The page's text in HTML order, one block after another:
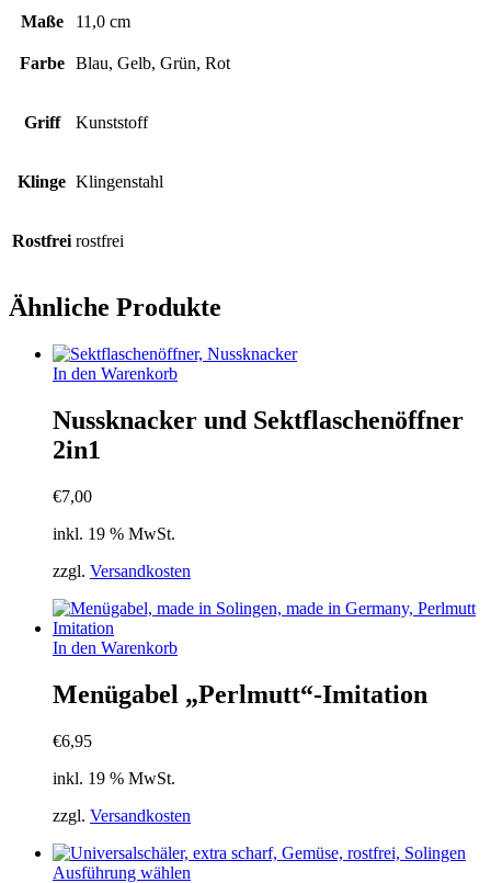
Maße 11,0 cm
Farbe Blau, Gelb, Grün, Rot
Griff Kunststoff
Klinge Klingenstahl
Rostfrei rostfrei
Ähnliche Produkte
In den Warenkorb
Nussknacker und Sektflaschenöffner
2in1
€7,00
inkl. 19 % MwSt.
zzgl. Versandkosten
In den Warenkorb
Menügabel „Perlmutt“-Imitation
€6,95
inkl. 19 % MwSt.
zzgl. Versandkosten
Ausführung wählen